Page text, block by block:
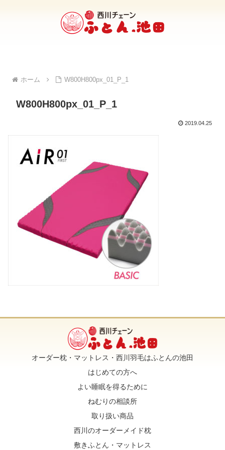
ホーム W800H800px_01_P_1
W800H800px_01_P_1
2019.04.25
オーダー枕・マットレス・西川羽毛はふとんの池田
はじめての方へ
よい睡眠を得るために
ねむりの相談所
取り扱い商品
西川のオーダーメイド枕
敷きふとん・マットレス